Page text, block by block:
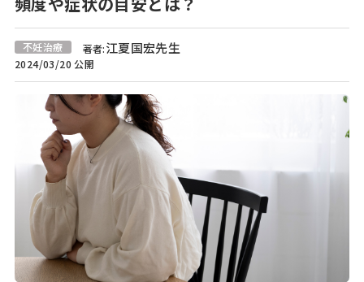
不妊治療 著者:江夏国宏先生
2024/03/20 公開